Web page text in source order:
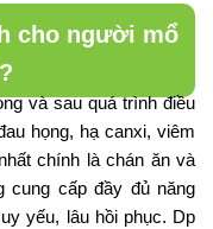
cho người mổ
và sau quá trình điều
họng, hạ canxi, viêm
chính là chán ăn và
cung cấp đầy đủ năng
yếu, lâu hồi phục. Dp